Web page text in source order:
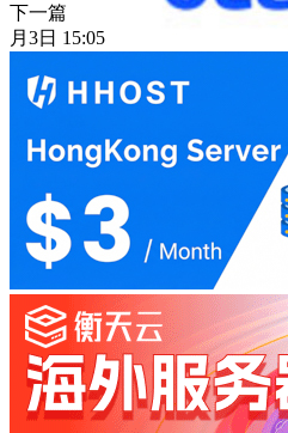
下一篇
月3日 15:05